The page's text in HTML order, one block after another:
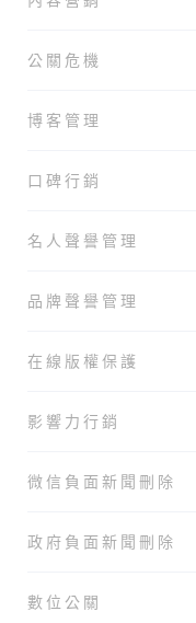
公關危機
博客管理
口碑行銷
名人聲譽管理
品牌聲譽管理
在線版權保護
影響力行銷
微信負面新聞刪除
政府負面新聞刪除
數位公關